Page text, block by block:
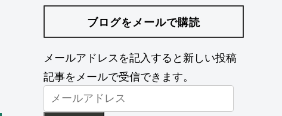
ブログをメールで購読
メールアドレスを記入すると新しい投稿
記事をメールで受信できます。